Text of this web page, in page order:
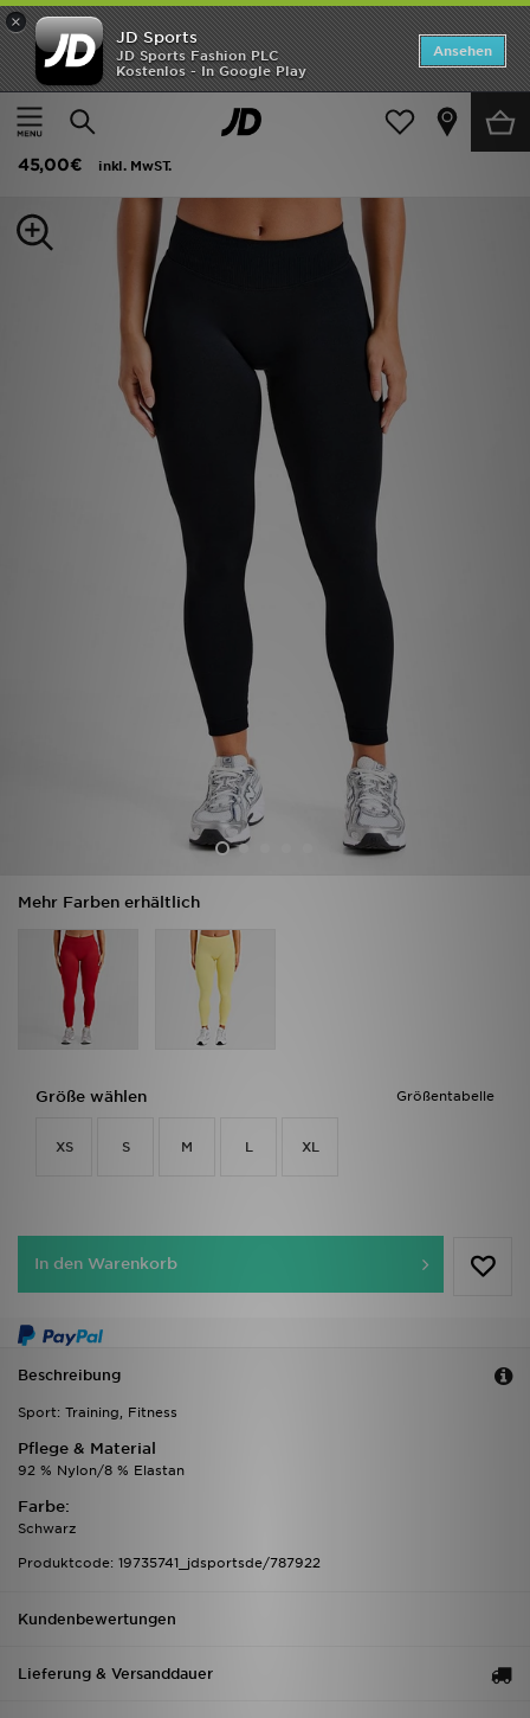
×
JD Sports
JD Sports Fashion PLC
Kostenlos - In Google Play
Ansehen
Home
Frauen Frauenkleidung Fitness Leggings
AYBL Enhance Seamless Leggings
45,00€
inkl. MwST.
Mehr Farben erhältlich
Größentabelle
Größe wählen
XS S M L XL
In den Warenkorb
Beschreibung
Sport: Training, Fitness
Pflege & Material
92 % Nylon/8 % Elastan
Farbe:
Schwarz
Produktcode: 19735741_jdsportsde/787922
Kundenbewertungen
Lieferung & Versanddauer
ANGEBOTE
Neuheiten
Kinder